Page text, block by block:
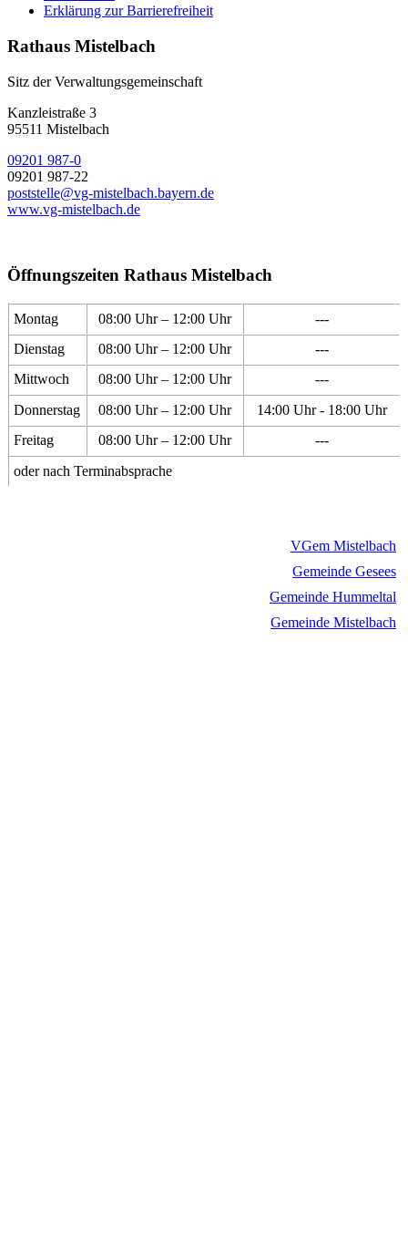
Erklärung zur Barrierefreiheit
Rathaus Mistelbach
Sitz der Verwaltungsgemeinschaft
Kanzleistraße 3
95511 Mistelbach
09201 987-0
09201 987-22
poststelle@vg-mistelbach.bayern.de
www.vg-mistelbach.de
Öffnungszeiten Rathaus Mistelbach
Montag 08:00 Uhr – 12:00 Uhr
---
Dienstag
08:00 Uhr – 12:00 Uhr
---
Mittwoch
08:00 Uhr – 12:00 Uhr
---
Donnerstag
08:00 Uhr – 12:00 Uhr
14:00 Uhr - 18:00 Uhr
Freitag
08:00 Uhr – 12:00 Uhr
---
oder nach Terminabsprache
VGem Mistelbach
Gemeinde Gesees
Gemeinde Hummeltal
Gemeinde Mistelbach